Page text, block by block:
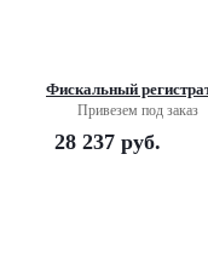
Фискальный
Привезем под заказ
28 237 руб.